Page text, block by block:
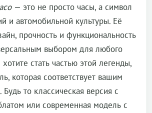
— это не просто часы, а символ
и автомобильной культуры. Её
прочность и функциональность
выбором для любого
стать частью этой легенды,
которая соответствует вашим
то классическая версия с
или современная модель с